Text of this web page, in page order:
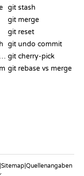
Breadth-First Search
git stash
git merge
git reset
git undo commit
git cherry-pick
git rebase vs merge
Sitemap|Quellenangaben